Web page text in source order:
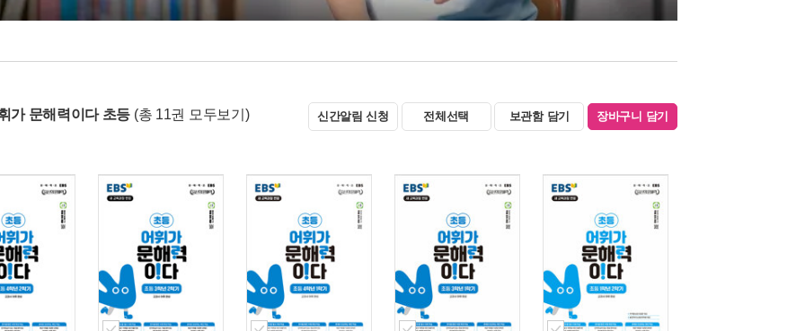
가 문해력이다 초등 (총 11권 모두보기) 신간알림 신청 전체선택 보관함 담기 장바구니 담기